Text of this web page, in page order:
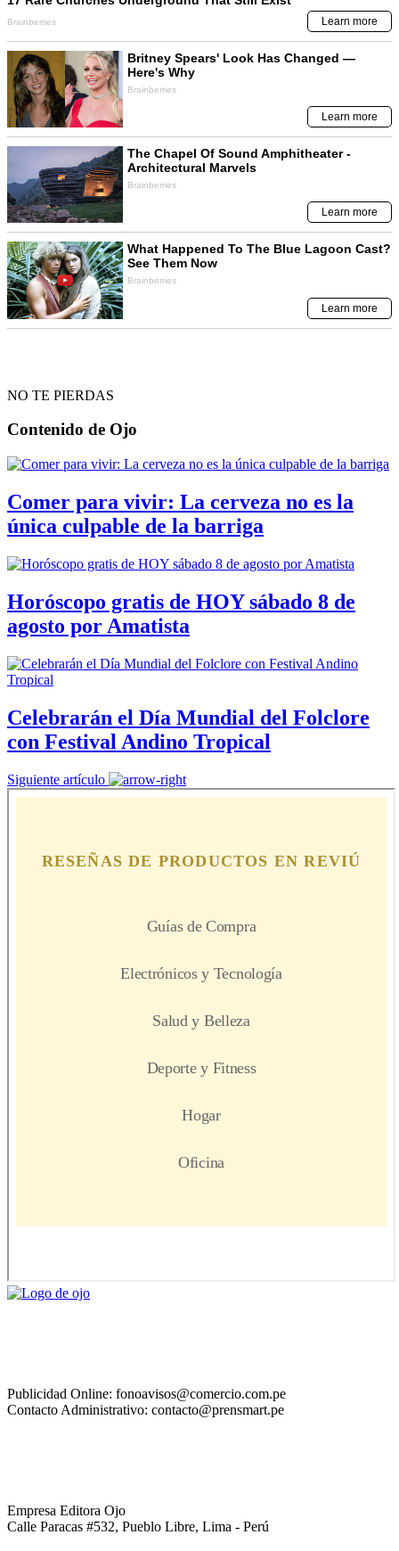
NO TE PIERDAS
Contenido de Ojo
Comer para vivir: La cerveza no es la
única culpable de la barriga
Horóscopo gratis de HOY sábado 8 de
agosto por Amatista
Celebrarán el Día Mundial del Folclore
con Festival Andino Tropical
Siguiente artículo
Publicidad Online: fonoavisos@comercio.com.pe
Contacto Administrativo: contacto@prensmart.pe
Empresa Editora Ojo
Calle Paracas #532, Pueblo Libre, Lima - Perú